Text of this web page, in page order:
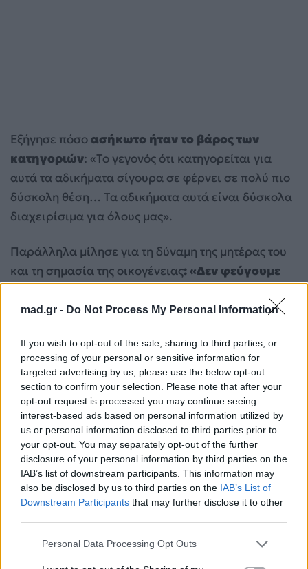
mad.gr - Do Not Process My Personal Information
If you wish to opt-out of the sale, sharing to third parties, or
processing of your personal or sensitive information for
targeted advertising by us, please use the below opt-out
section to confirm your selection. Please note that after your
opt-out request is processed you may continue seeing
interest-based ads based on personal information utilized by
us or personal information disclosed to third parties prior to
your opt-out. You may separately opt-out of the further
disclosure of your personal information by third parties on the
IAB’s list of downstream participants. This information may
also be disclosed by us to third parties on the IAB’s List of
Downstream Participants that may further disclose it to other
Personal Data Processing Opt Outs
Εξήγησε πόσοασήκωτο ήταν το βάρος των
κατηγοριών: «Το γεγονός ότι κατηγορείται για
αυτά τα αδικήματα σίγουρα σε φέρνει σε πολύ πιο
δύσκολη θέση… Τα αδικήματα αυτά είναι δύσκολα
διαχειρίσιμα για όλους μας».
Παράλληλα μίλησε για τη δύναμη της μητέρας του
και τη σημασία της οικογένειας: «Δεν φεύγουμε
στα δύσκολα με τίποτα… Εμένα πραγματικά το
στήριγμά μου είναι η οικογένειά μου, η
σημαντικό για εμένα».
«Γκρεμίστηκε η εικόνα του πατέρα μου»
Σε μια από τις πιο σκληρές και ειλικρινείς
παραδοχές του, είπε:«Γκρεμίστηκε η εικόνα του
πατέρα μου πάρα πολύ. Ακόμη και σήμερα δεν
αναγνωρίζω τον πατέρα μου. Δηλαδή δεν
βλέπω τον ίδιο άνθρωπο. Βλέπω έναν πολύ
αποδυναμωμένο άνθρωπο που έχει χάσει το
ταμπεραμέντο του».